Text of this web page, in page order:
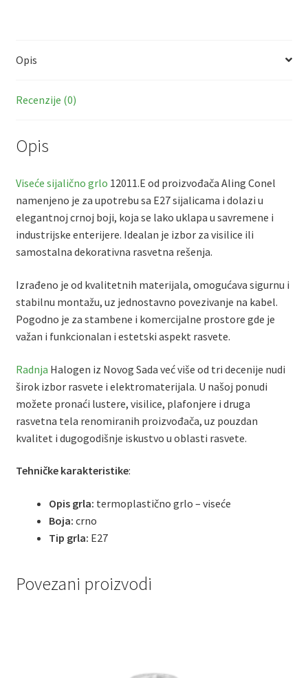
k
Opis
Recenzije (0)
Opis
Viseće sijalično grlo 12011.E od proizvođača Aling Conel
namenjeno je za upotrebu sa E27 sijalicama i dolazi u
elegantnoj crnoj boji, koja se lako uklapa u savremene i
industrijske enterijere. Idealan je izbor za visilice ili
samostalna dekorativna rasvetna rešenja.
Izrađeno je od kvalitetnih materijala, omogućava sigurnu i
stabilnu montažu, uz jednostavno povezivanje na kabel.
Pogodno je za stambene i komercijalne prostore gde je
važan i funkcionalan i estetski aspekt rasvete.
Radnja Halogen iz Novog Sada već više od tri decenije nudi
širok izbor rasvete i elektromaterijala. U našoj ponudi
možete pronaći lustere, visilice, plafonjere i druga
rasvetna tela renomiranih proizvođača, uz pouzdan
kvalitet i dugogodišnje iskustvo u oblasti rasvete.
Tehničke karakteristike:
Opis grla: termoplastično grlo – viseće
Boja: crno
Tip grla: E27
Povezani proizvodi